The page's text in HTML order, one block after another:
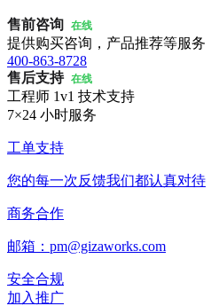
售前咨询 在线
提供购买咨询，产品推荐等服务
400-863-8728
售后支持 在线
工程师 1v1 技术支持
7×24 小时服务
工单支持
您的每一次反馈我们都认真对待
商务合作
邮箱：pm@gizaworks.com
安全合规
加入推广